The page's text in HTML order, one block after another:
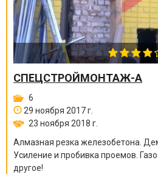
СПЕЦСТРОЙМОНТАЖ-А
6
29 ноября 2017 г.
23 ноября 2018 г.
Алмазная резка железобетона.
Усиление и пробивка проемов.
другое!